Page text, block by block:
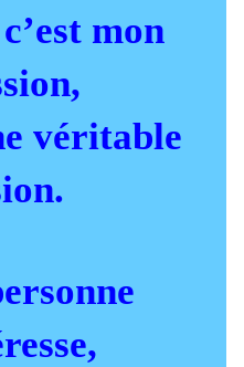
mon
véritable